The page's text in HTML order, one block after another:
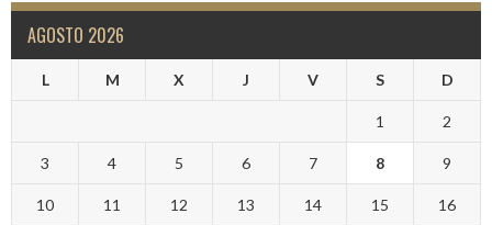
AGOSTO 2026
L M X J V S D
1 2
3 4 5 6 7 8 9
10 11 12 13 14 15 16